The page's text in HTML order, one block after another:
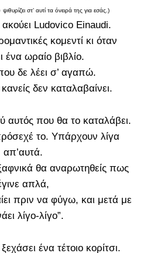
ψιθυρίζει στ’ αυτί τα όνειρά της για εσάς.)
ακούει Ludovico Einaudi.
κομεντί κι όταν
ένα ωραίο βιβλίο.
δε λέει σ’ αγαπώ.
δεν καταλαβαίνει.
αυτός που θα το καταλάβει.
το. Υπάρχουν λίγα
απ’αυτά.
θα αναρωτηθείς πως
απλά,
πριν να φύγω, και μετά με
λίγο-λίγο”.
ένα τέτοιο κορίτσι.